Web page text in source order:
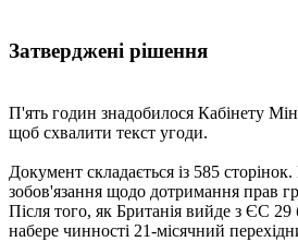
Затверджені рішення
П'ять годин знадобилося Кабінету
щоб схвалити текст угоди.
Документ складається із 585
зобов'язання щодо дотримання прав
Після того, як Британія вийде з ЄС 29
набере чинності 21-місячний